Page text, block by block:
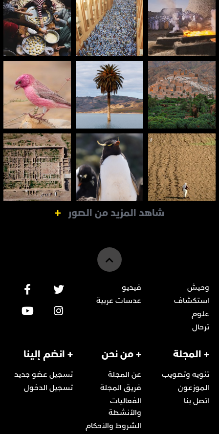
شاهد المزيد من الصور
وحيش
استكشاف
علوم
ترحال
فيديو
عدسات عربية
+ المجلة
تنويه وتصويب
الموزعون
اتصل بنا
+ من نحن
عن المجلة
فريق المجلة
الفعاليات
والأنشطة
الشروط والأحكام
+ انضم إلينا
تسجيل عضو جديد
تسجيل الدخول